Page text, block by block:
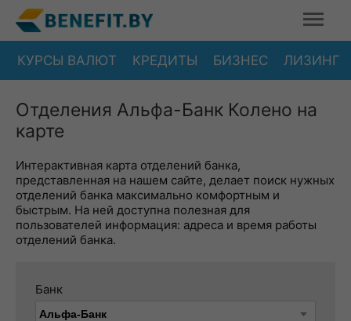
КУРСЫ ВАЛЮТ КРЕДИТЫ БИЗНЕС ЛИЗИНГ
Отделения Альфа-Банк Колено на
карте
Интерактивная карта отделений банка,
представленная на нашем сайте, делает поиск нужных
отделений банка максимально комфортным и
быстрым. На ней доступна полезная для
пользователей информация: адреса и время работы
отделений банка.
Банк